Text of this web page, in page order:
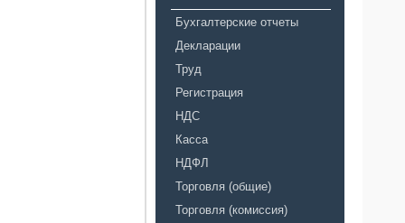
Бухгалтерские отчеты
Декларации
Труд
Регистрация
НДС
Касса
НДФЛ
Торговля (общие)
Торговля (комиссия)